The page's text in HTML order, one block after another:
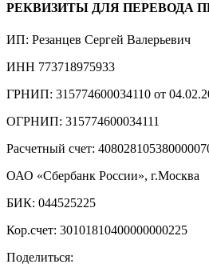
РЕКВИЗИТЫ ДЛЯ ПЕРЕВОДА
ИП: Резанцев Сергей Валерьевич
ИНН 773718975933
ГРНИП: 315774600034110 от
ОГРНИП: 315774600034111
Расчетный счет:
ОАО «Сбербанк России», г.Москва
БИК: 044525225
Кор.счет: 30101810400000000225
Поделиться: